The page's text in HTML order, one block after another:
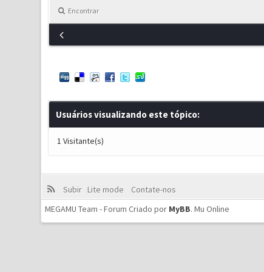
Encontrar
Usuários visualizando este tópico:
1 Visitante(s)
Subir Lite mode
Contate-nos
MEGAMU Team - Forum Criado por MyBB.Mu Online